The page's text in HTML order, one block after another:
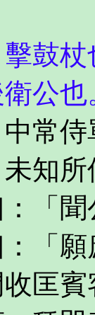
杖
公也
侍
知
「
「
匡